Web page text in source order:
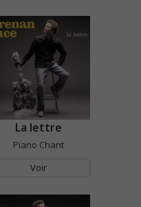
La lettre
Piano Chant
Voir